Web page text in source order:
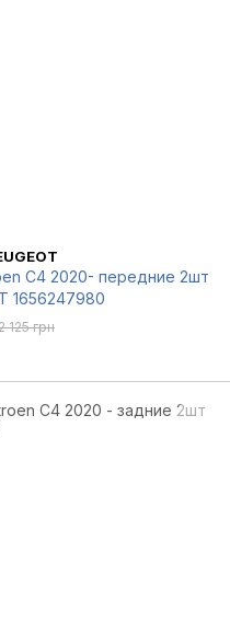
C4 2020- передние 2шт
1656247980
125 грн